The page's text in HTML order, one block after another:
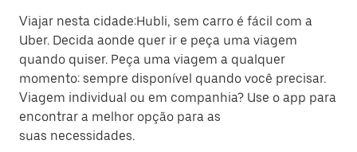
Viajar nesta cidade:Hubli, sem carro é fácil com a
Uber. Decida aonde quer ir e peça uma viagem
quando quiser. Peça uma viagem a qualquer
momento: sempre disponível quando você precisar.
Viagem individual ou em companhia? Use o app para
encontrar a melhor opção para as
suas necessidades.